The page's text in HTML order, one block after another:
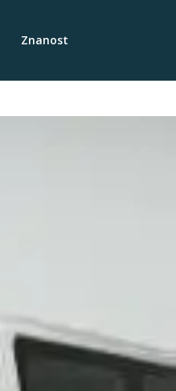
Znanost